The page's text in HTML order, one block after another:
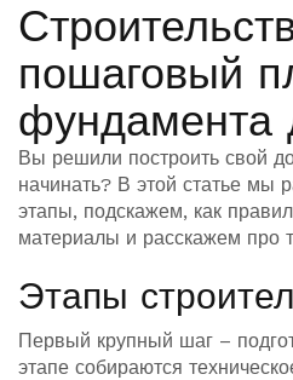
пошаговый
фундамента
Вы решили построить свой
начинать? В этой статье мы
этапы, подскажем, как
материалы и расскажем про
Этапы
Первый крупный шаг –
этапе собираются